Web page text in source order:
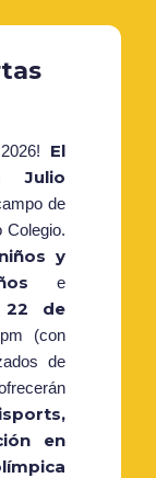
El
Julio
de
Colegio.
y
e
22 de
(con
de
en